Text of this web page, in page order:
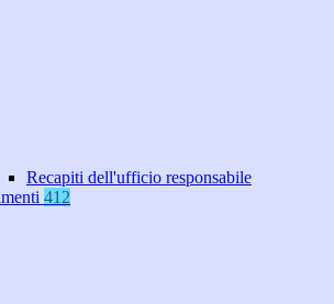
Recapiti dell'ufficio responsabile
412